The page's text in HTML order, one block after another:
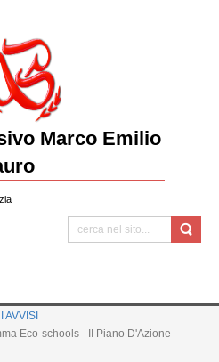
Marco Emilio
Eco-schools - II Piano D'Azione